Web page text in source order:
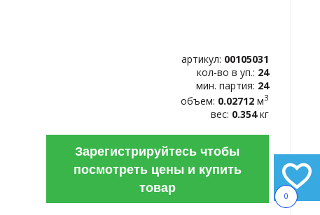
0
артикул: 00105031
кол-во в уп.: 24
мин. партия: 24
объем: 0.02712 м3
вес: 0.354кг
Зарегистрируйтесь чтобы
посмотреть цены и купить
товар